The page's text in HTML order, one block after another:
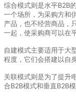
综合模式则是水平B2B
一个场所，为采购方和
产品，也不经营商品，
一起，使采购商可以在
自建模式主要适用于大
程度，它们会搭建以自
关联模式则是为了提升
合B2B模式和垂直B2B